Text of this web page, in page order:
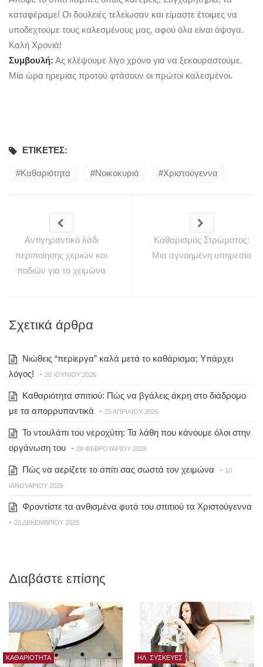
καταφέραμε! Οι δουλειές τελείωσαν και είμαστε έτοιμες να
υποδεχτούμε τους καλεσμένους μας, αφού όλα είναι άψογα.
Καλή Χρονιά!
Συμβουλή: Ας κλέψουμε λίγο χρόνο για να ξεκουραστούμε.
Μία ώρα ηρεμίας προτού φτάσουν οι πρώτοι καλεσμένοι.
ΕΤΙΚΈΤΕΣ:
Καθαριότητα Νοικοκυριό Χριστούγεννα
Αντιγηραντικό λάδι
περιποίησης χεριών και
ποδιών για το χειμώνα
Καθαρισμός Στρώματος:
Μια αγνοημένη υπηρεσία
Σχετικά άρθρα
Νιώθεις “περίεργα” καλά μετά το καθάρισμα; Υπάρχει
λόγος! - 20 ΙΟΥΝΊΟΥ 2026
Καθαριότητα σπιτιού: Πώς να βγάλεις άκρη στο διάδρομο
με τα απορρυπαντικά - 25 ΑΠΡΙΛΊΟΥ 2026
Το ντουλάπι του νεροχύτη: Τα λάθη που κάνουμε όλοι στην
οργάνωση του - 28 ΦΕΒΡΟΥΑΡΊΟΥ 2026
Πώς να αερίζετε το σπίτι σας σωστά τον χειμώνα - 10
ΙΑΝΟΥΑΡΊΟΥ 2026
Φροντίστε τα ανθισμένα φυτά του σπιτιού τα Χριστούγεννα
- 20 ΔΕΚΕΜΒΡΊΟΥ 2025
Διαβάστε επίσης
ΚΑΘΑΡΙΌΤΗΤΑ ΗΛ. ΣΥΣΚΕΥΈΣ